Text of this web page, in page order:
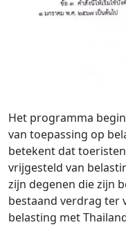
Het programma
van toepassing op
betekent dat
vrijgesteld van
zijn degenen die zijn
bestaand verdrag ter
belasting met